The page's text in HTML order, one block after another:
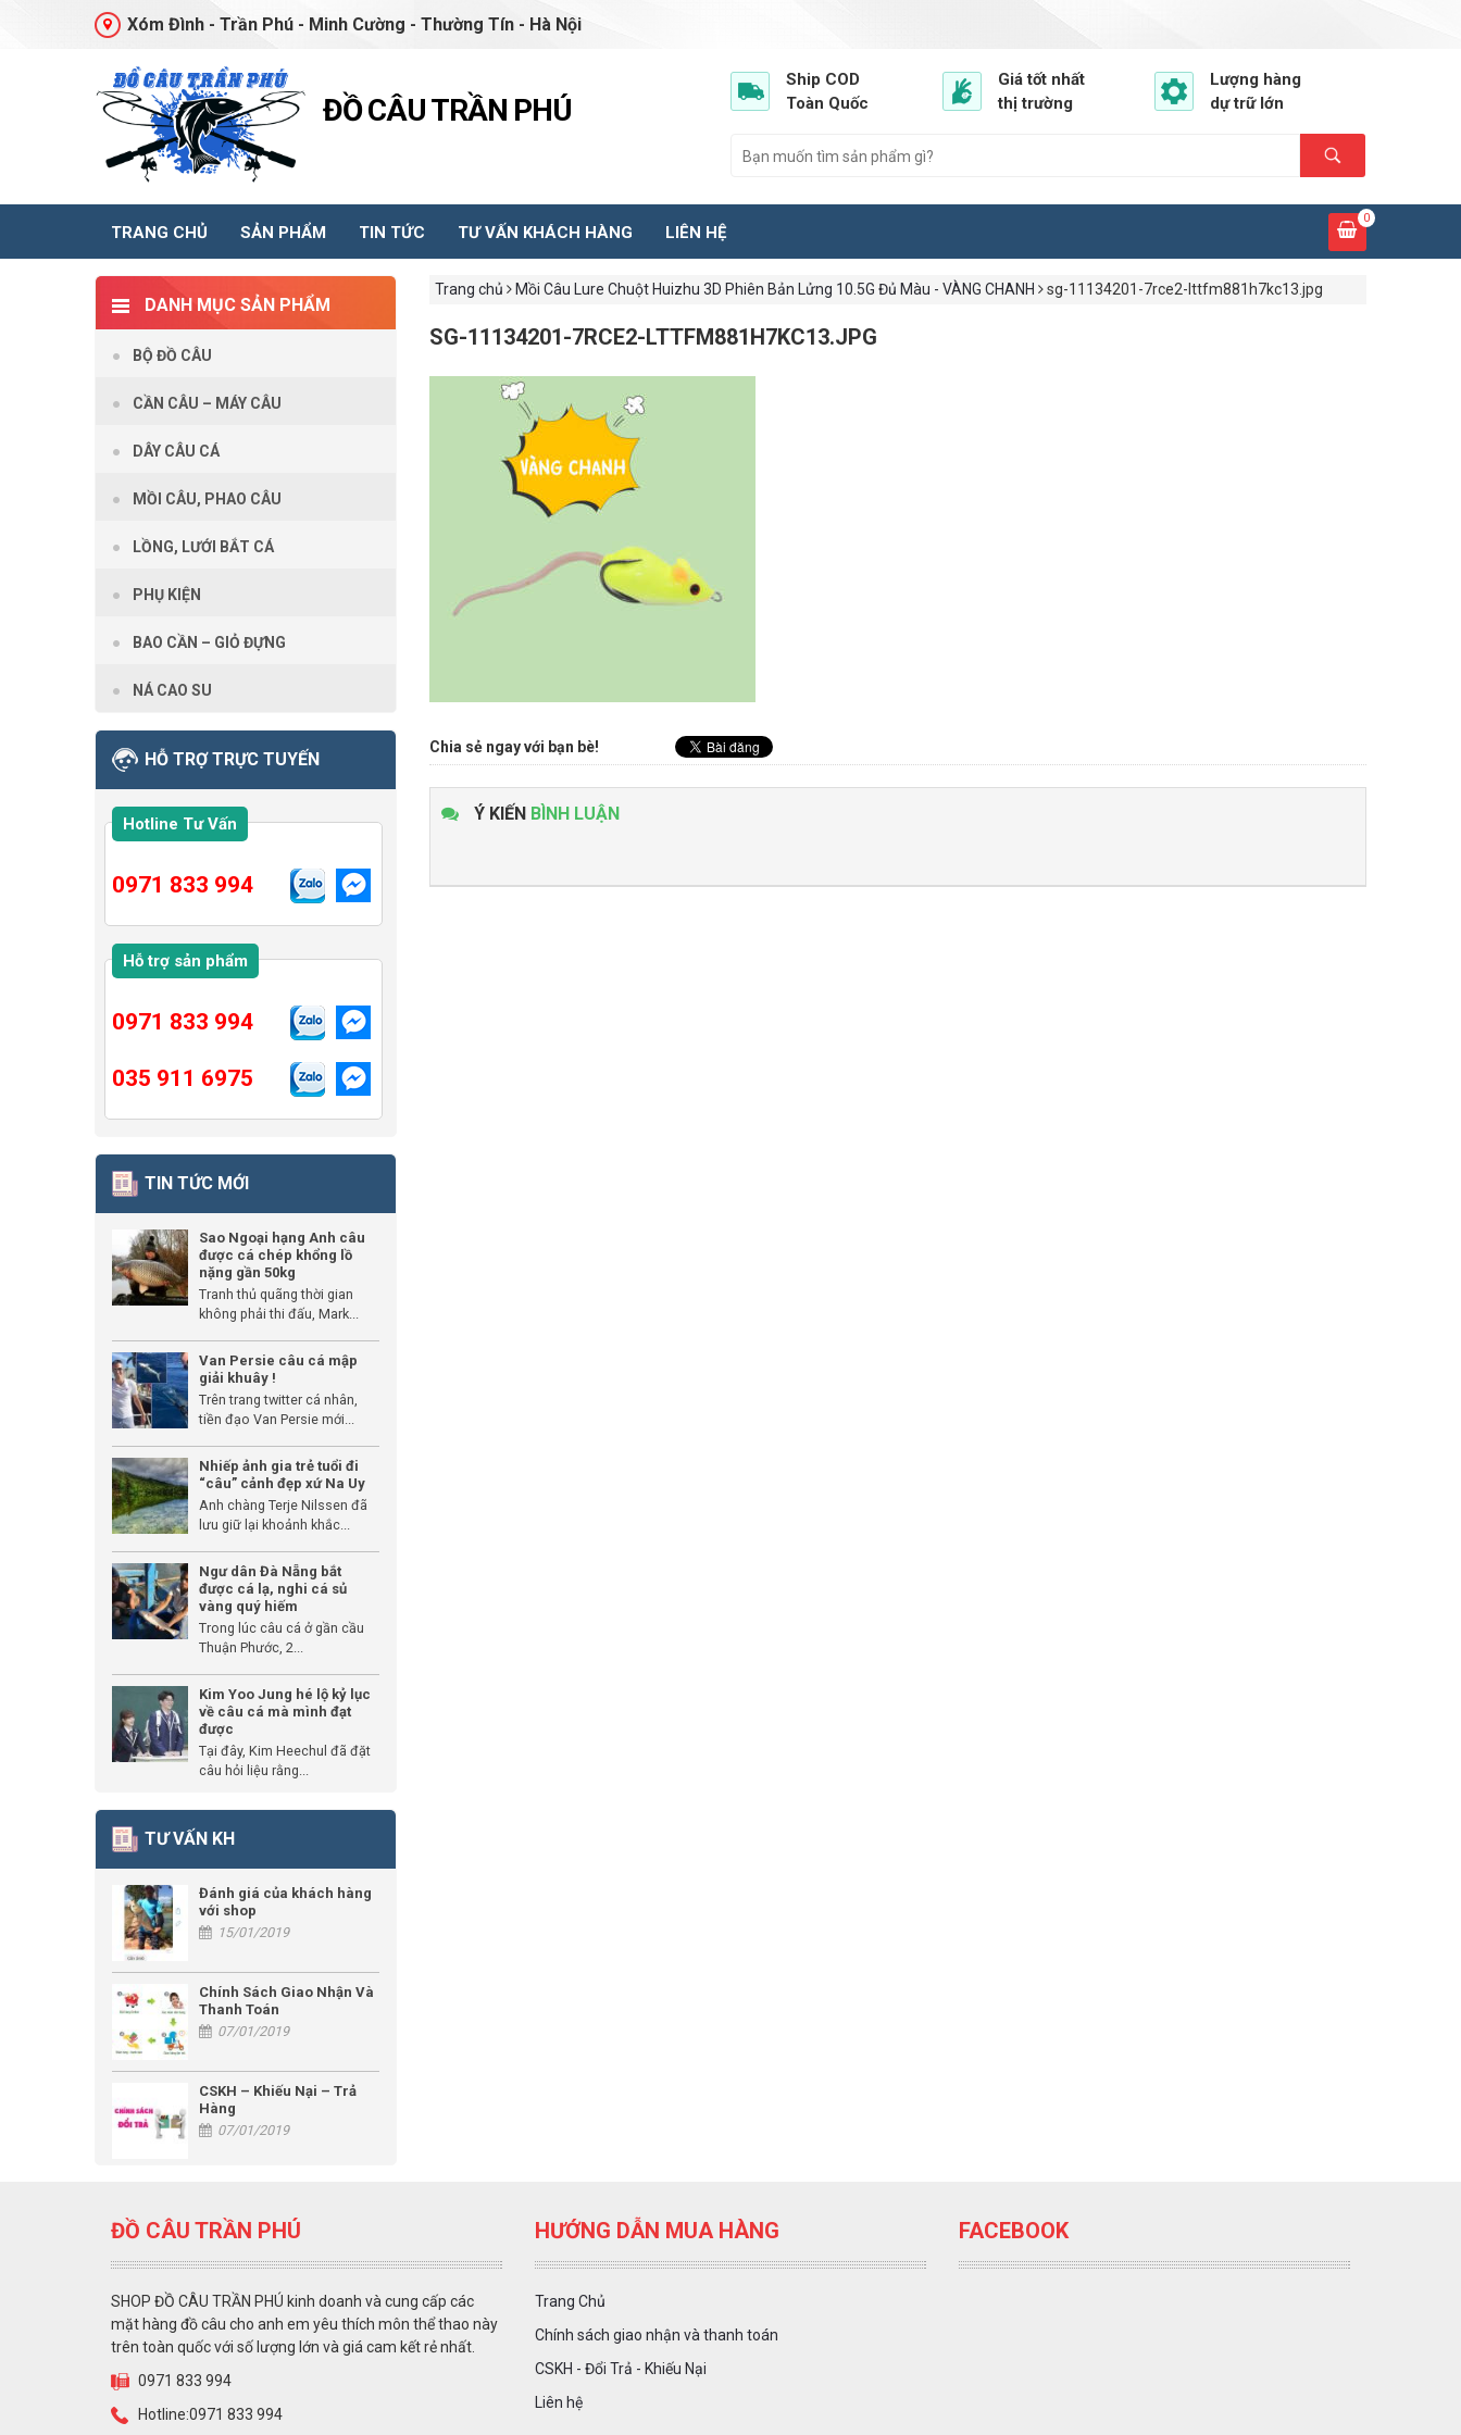
Xóm Đình - Trần Phú - Minh Cường - Thường Tín - Hà Nội
ĐỒ CÂU TRẦN PHÚ
Ship COD
Toàn Quốc
Giá tốt nhất
thị trường
Lượng hàng
dự trữ lớn
TRANG CHỦ SẢN PHẨM TIN TỨC TƯ VẤN KHÁCH HÀNG LIÊN HỆ
0
Trang chủ Mồi Câu Lure Chuột Huizhu 3D Phiên Bản Lửng 10.5G Đủ Màu - VÀNG CHANH sg-11134201-7rce2-lttfm881h7kc13.jpg
SG-11134201-7RCE2-LTTFM881H7KC13.JPG
Chia sẻ ngay với bạn bè!
Ý KIẾN BÌNH LUẬN
DANH MỤC SẢN PHẨM
BỘ ĐỒ CÂU
CẦN CÂU – MÁY CÂU
DÂY CÂU CÁ
MỒI CÂU, PHAO CÂU
LỒNG, LƯỚI BẮT CÁ
PHỤ KIỆN
BAO CẦN – GIỎ ĐỰNG
NÁ CAO SU
HỖ TRỢ TRỰC TUYẾN
Hotline Tư Vấn
0971 833 994
Hỗ trợ sản phẩm
0971 833 994
035 911 6975
TIN TỨC MỚI
Sao Ngoại hạng Anh câu
được cá chép khổng lồ
nặng gần 50kg
Tranh thủ quãng thời gian
không phải thi đấu, Mark...
Van Persie câu cá mập
giải khuây !
Trên trang twitter cá nhân,
tiền đạo Van Persie mới...
Nhiếp ảnh gia trẻ tuổi đi
“câu” cảnh đẹp xứ Na Uy
Anh chàng Terje Nilssen đã
lưu giữ lại khoảnh khắc...
Ngư dân Đà Nẵng bắt
được cá lạ, nghi cá sủ
vàng quý hiếm
Trong lúc câu cá ở gần cầu
Thuận Phước, 2...
Kim Yoo Jung hé lộ kỷ lục
về câu cá mà mình đạt
được
Tại đây, Kim Heechul đã đặt
câu hỏi liệu rằng...
TƯ VẤN KH
Đánh giá của khách hàng
với shop
15/01/2019
Chính Sách Giao Nhận Và
Thanh Toán
07/01/2019
CSKH – Khiếu Nại – Trả
Hàng
07/01/2019
ĐỒ CÂU TRẦN PHÚ
SHOP ĐỒ CÂU TRẦN PHÚ kinh doanh và cung cấp các
mặt hàng đồ câu cho anh em yêu thích môn thể thao này
trên toàn quốc với số lượng lớn và giá cam kết rẻ nhất.
0971 833 994
Hotline:0971 833 994
HƯỚNG DẪN MUA HÀNG
Trang Chủ
Chính sách giao nhận và thanh toán
CSKH - Đổi Trả - Khiếu Nại
Liên hệ
FACEBOOK